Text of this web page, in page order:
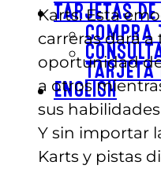
TARJETAS DE
COMPRA
TARJETA
ENGLISH
Karts. Esta
carreras dará
oportunidad
a otros
sus
Y sin importar
Karts y pistas